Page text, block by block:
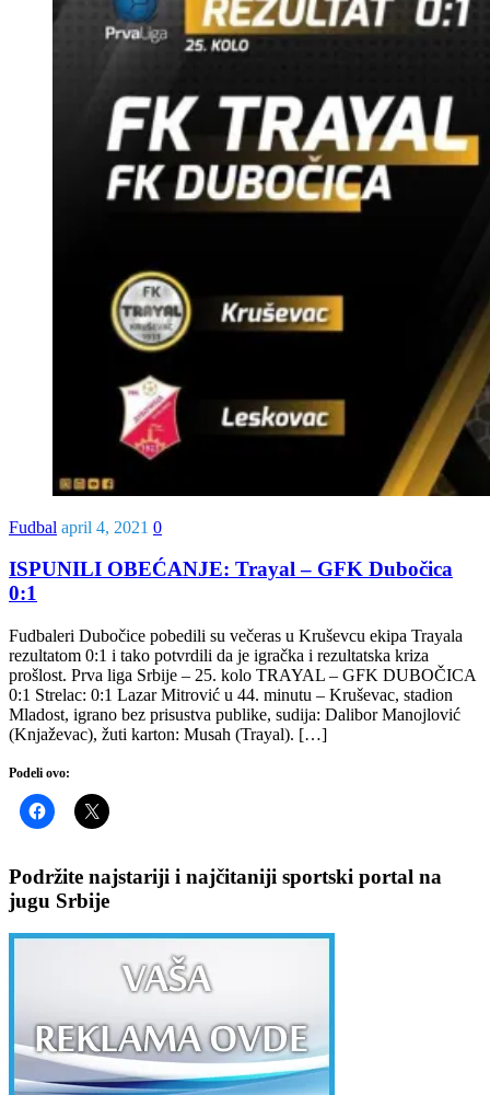
Fudbal april 4, 2021 0
ISPUNILI OBEĆANJE: Trayal – GFK Dubočica
0:1
Fudbaleri Dubočice pobedili su večeras u Kruševcu ekipa Trayala
rezultatom 0:1 i tako potvrdili da je igračka i rezultatska kriza
prošlost. Prva liga Srbije – 25. kolo TRAYAL – GFK DUBOČICA
0:1 Strelac: 0:1 Lazar Mitrović u 44. minutu – Kruševac, stadion
Mladost, igrano bez prisustva publike, sudija: Dalibor Manojlović
(Knjaževac), žuti karton: Musah (Trayal). […]
Podeli ovo:
Podržite najstariji i najčitaniji sportski portal na
jugu Srbije